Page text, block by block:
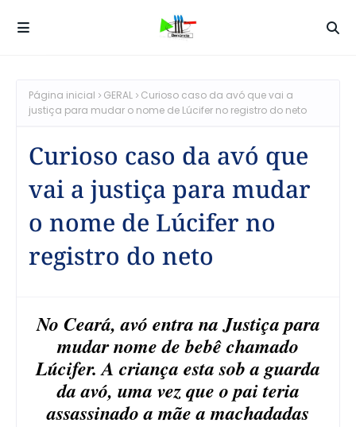
Página inicial GERAL
Curioso caso da avó que vai a
justiça para mudar o nome de Lúcifer no registro do neto
Curioso caso da avó que
vai a justiça para mudar
o nome de Lúcifer no
registro do neto
No Ceará, avó entra na Justiça para
mudar nome de bebê chamado
Lúcifer. A criança esta sob a guarda
da avó, uma vez que o pai teria
assassinado a mãe a machadadas